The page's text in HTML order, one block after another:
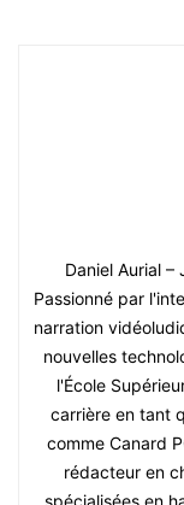
Daniel Aurial –
Passionné par
narration
nouvelles
l'École
carrière en tant
comme Canard
rédacteur en